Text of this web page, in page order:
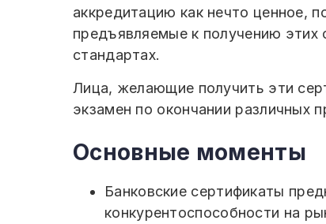
аккредитацию как нечто ценное,
предъявляемые к получению этих
стандартах.
Лица, желающие получить эти
экзамен по окончании различных
Основные моменты
Банковские сертификаты
конкурентоспособности на